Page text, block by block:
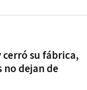
su fábrica,
no dejan de